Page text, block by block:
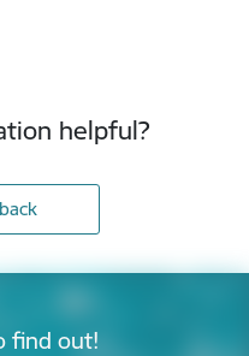
helpful?
find out!